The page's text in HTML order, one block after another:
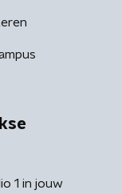
1 in jouw